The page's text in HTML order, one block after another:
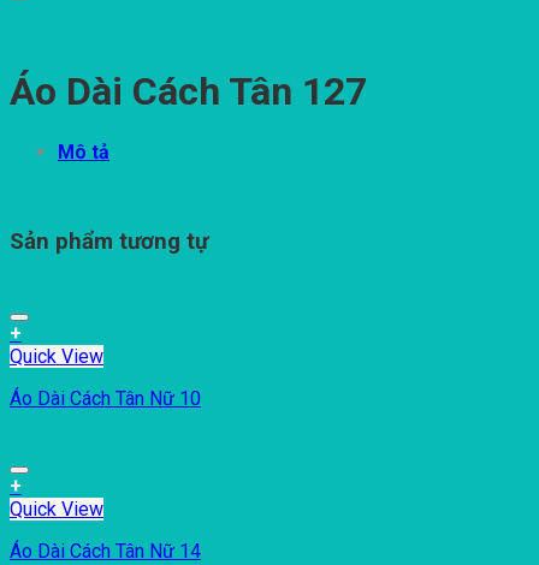
Áo Dài Cách Tân 127
Mô tả
Sản phẩm tương tự
+
Quick View
Áo Dài Cách Tân Nữ 10
+
Quick View
Áo Dài Cách Tân Nữ 14